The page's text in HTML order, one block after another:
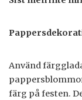
Använd
färg på festen.